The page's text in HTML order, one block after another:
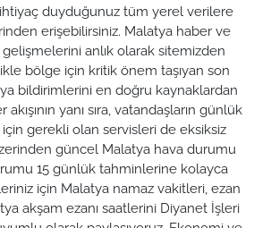
duyduğunuz tüm yerel verilere
erişebilirsiniz. Malatya haber ve
anlık olarak sitemizden
bölge için kritik önem taşıyan son
bildirimlerini en doğru kaynaklardan
akışının yanı sıra, vatandaşların günlük
için gerekli olan servisleri de eksiksiz
güncel Malatya hava durumu
15 günlük tahminlerine kolayca
için Malatya namaz vakitleri, ezan
akşam ezanı saatlerini Diyanet İşleri